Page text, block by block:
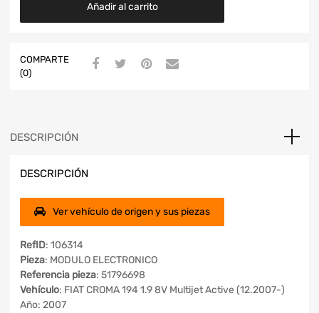
Añadir al carrito
COMPARTE
(0)
DESCRIPCIÓN
DESCRIPCIÓN
Ver vehículo de origen y sus piezas
RefID: 106314
Pieza: MODULO ELECTRONICO
Referencia pieza: 51796698
Vehículo: FIAT CROMA 194 1.9 8V Multijet Active (12.2007-)
Año: 2007